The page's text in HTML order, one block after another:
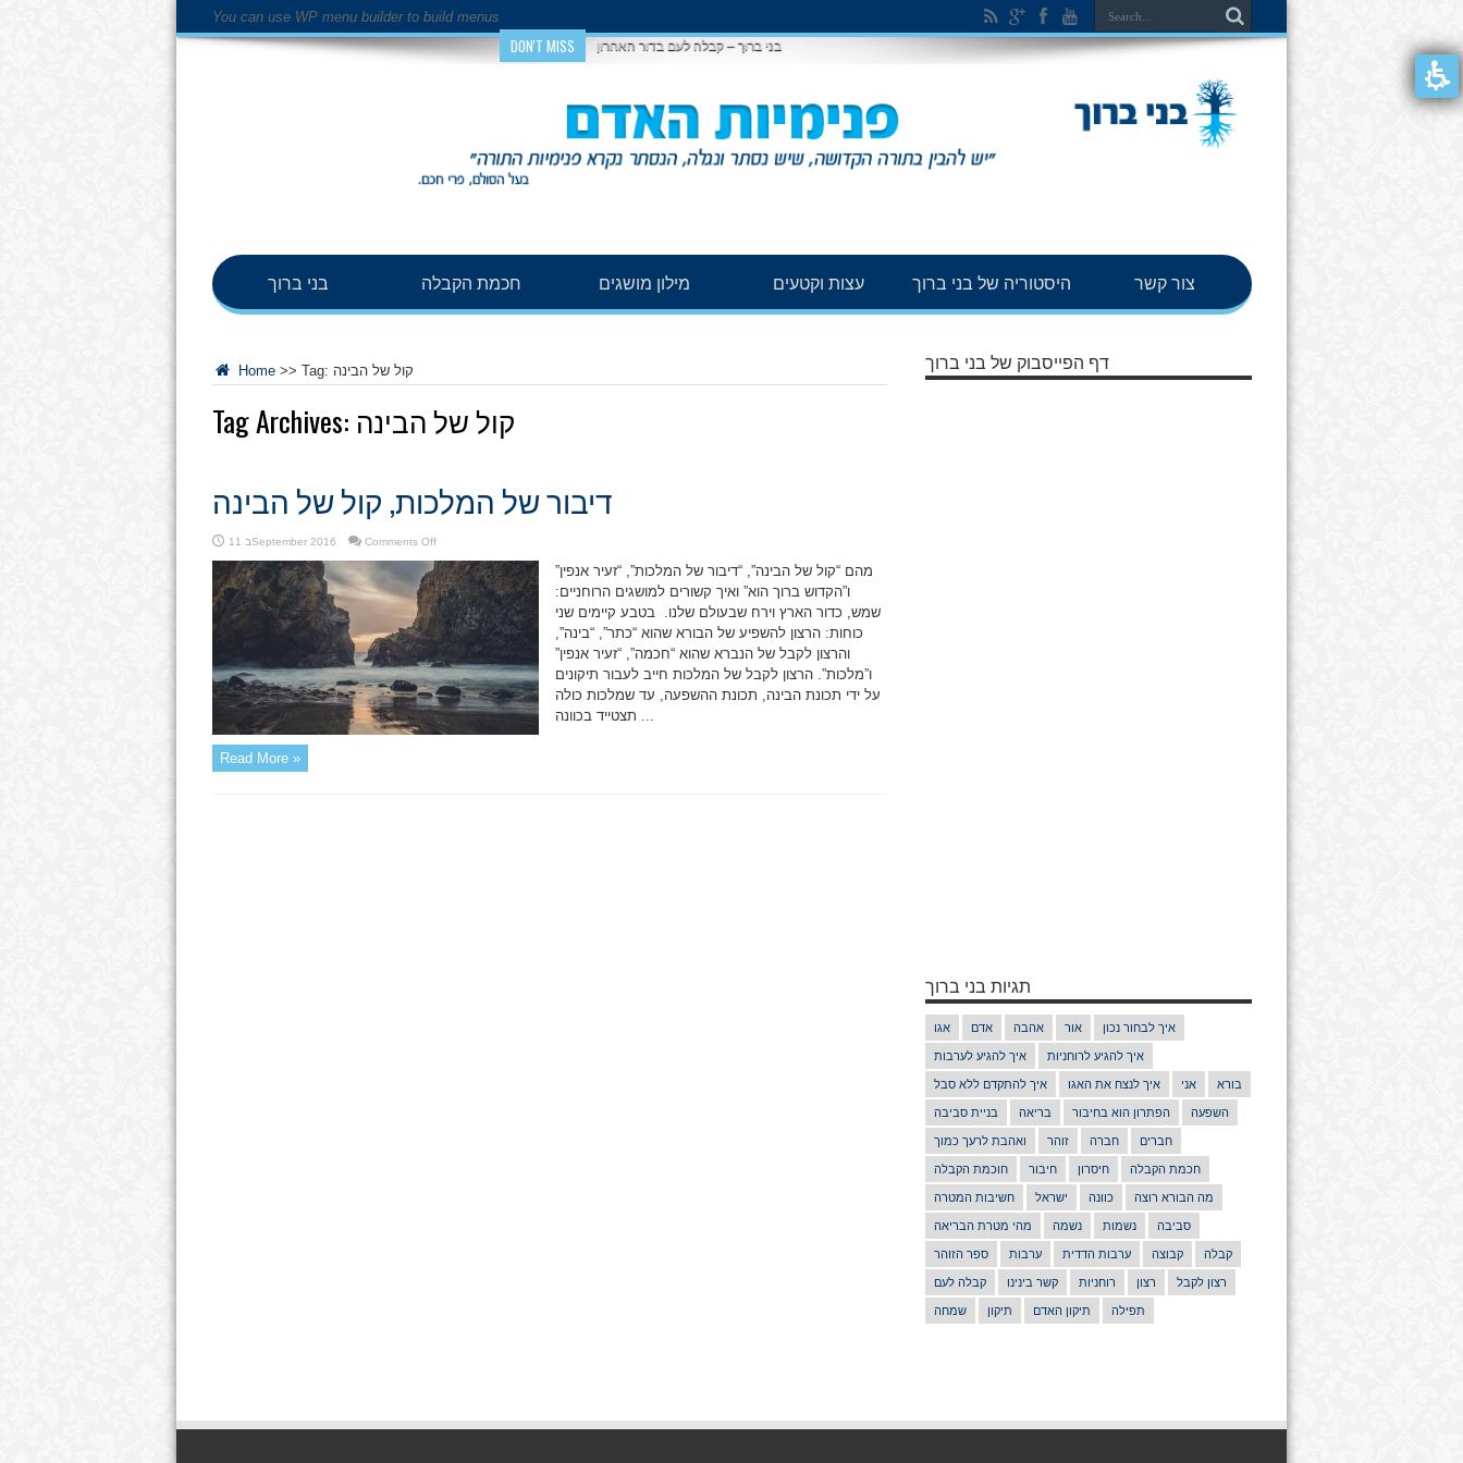
You can use WP menu builder to build menus
DON'T MISS בני ברוך – קבלה לעם בדור האחרון
בני ברוך חכמת הקבלה מילון מושגים עצות וקטעים היסטוריה של בני ברוך צור קשר
Home >> Tag: קול של הבינה
Tag Archives: קול של הבינה
דיבור של המלכות, קול של הבינה
11 בSeptember 2016 Comments Offon
של
המלכות,
קול
של
הבינה
מהם “קול של הבינה”, “דיבור של המלכות”, “זעיר אנפין”
ו”הקדוש ברוך הוא” ואיך קשורים למושגים הרוחניים:
שמש, כדור הארץ וירח שבעולם שלנו. בטבע קיימים שני
כוחות: הרצון להשפיע של הבורא שהוא “כתר”, “בינה”,
והרצון לקבל של הנברא שהוא “חכמה”, “זעיר אנפין”
ו”מלכות”. הרצון לקבל של המלכות חייב לעבור תיקונים
על ידי תכונת הבינה, תכונת ההשפעה, עד שמלכות כולה
תצטייד בכוונה ...
Read More »
דף הפייסבוק של בני ברוך
תגיות בני ברוך
אגו אדם אהבה אור איך לבחור נכון
איך להגיע לערבות איך להגיע לרוחניות
איך להתקדם ללא סבל איך לנצח את האגו אני בורא
בניית סביבה בריאה הפתרון הוא בחיבור השפעה
ואהבת לרעך כמוך זוהר חברה חברים
חוכמת הקבלה חיבור חיסרון חכמת הקבלה
חשיבות המטרה ישראל כוונה מה הבורא רוצה
מהי מטרת הבריאה נשמה נשמות סביבה
ספר הזוהר ערבות ערבות הדדית קבוצה קבלה
קבלה לעם קשר בינינו רוחניות רצון רצון לקבל
שמחה תיקון תיקון האדם תפילה